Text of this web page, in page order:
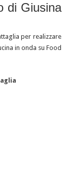
di Giusina
per realizzare
in onda su Food